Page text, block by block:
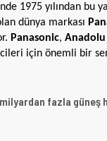
1975 yılından bu
dünya markası
Panasonic,
için önemli bir
fazla güneş